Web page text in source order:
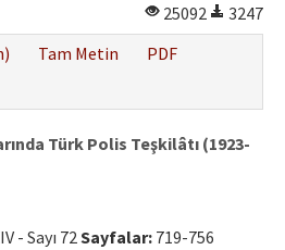
25092
3247
Tam Metin
PDF
Türk Polis Teşkilâtı (1923-
- Sayı 72Sayfalar: 719-756